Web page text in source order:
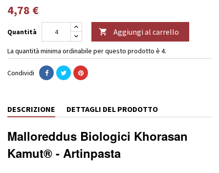
4,78 €
Quantità  Aggiungi al carrello
La quantità minima ordinabile per questo prodotto è 4.
Condividi
DESCRIZIONE DETTAGLI DEL PRODOTTO
Malloreddus Biologici Khorasan
Kamut® - Artinpasta